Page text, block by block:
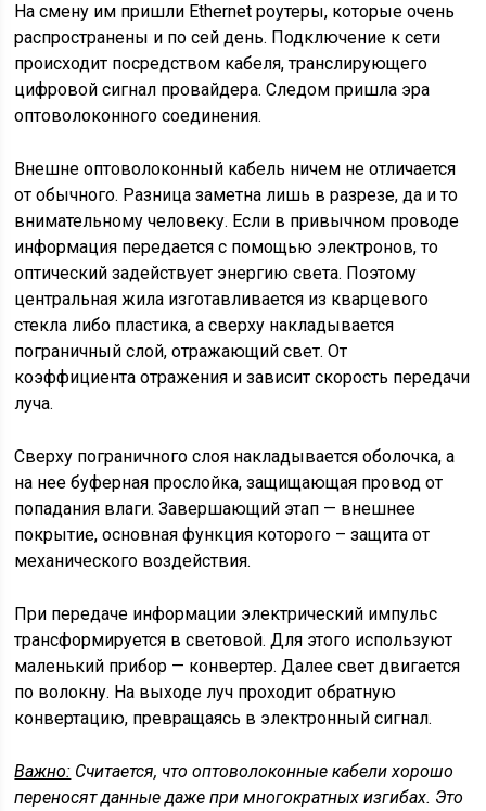
На смену им пришли Ethernet роутеры, которые очень
распространены и по сей день. Подключение к сети
происходит посредством кабеля, транслирующего
цифровой сигнал провайдера. Следом пришла эра
оптоволоконного соединения.
Внешне оптоволоконный кабель ничем не отличается
от обычного. Разница заметна лишь в разрезе, да и то
внимательному человеку. Если в привычном проводе
информация передается с помощью электронов, то
оптический задействует энергию света. Поэтому
центральная жила изготавливается из кварцевого
стекла либо пластика, а сверху накладывается
пограничный слой, отражающий свет. От
коэффициента отражения и зависит скорость передачи
луча.
Сверху пограничного слоя накладывается оболочка, а
на нее буферная прослойка, защищающая провод от
попадания влаги. Завершающий этап — внешнее
покрытие, основная функция которого – защита от
механического воздействия.
При передаче информации электрический импульс
трансформируется в световой. Для этого используют
маленький прибор — конвертер. Далее свет двигается
по волокну. На выходе луч проходит обратную
конвертацию, превращаясь в электронный сигнал.
Важно: Считается, что оптоволоконные кабели хорошо
переносят данные даже при многократных изгибах. Это